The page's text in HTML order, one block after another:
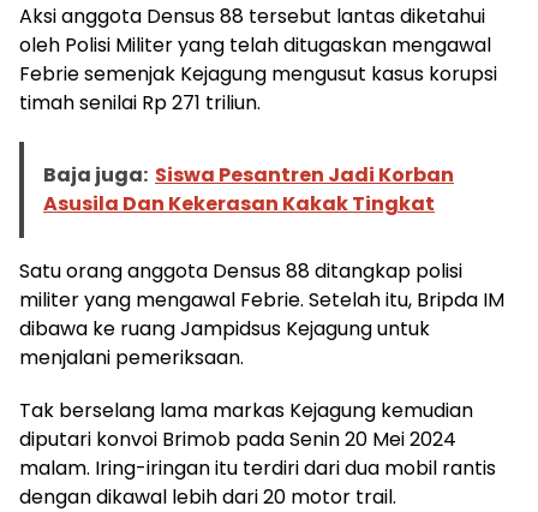
Aksi anggota Densus 88 tersebut lantas diketahui
oleh Polisi Militer yang telah ditugaskan mengawal
Febrie semenjak Kejagung mengusut kasus korupsi
timah senilai Rp 271 triliun.
Baja juga: Siswa Pesantren Jadi Korban
Asusila Dan Kekerasan Kakak Tingkat
Satu orang anggota Densus 88 ditangkap polisi
militer yang mengawal Febrie. Setelah itu, Bripda IM
dibawa ke ruang Jampidsus Kejagung untuk
menjalani pemeriksaan.
Tak berselang lama markas Kejagung kemudian
diputari konvoi Brimob pada Senin 20 Mei 2024
malam. Iring-iringan itu terdiri dari dua mobil rantis
dengan dikawal lebih dari 20 motor trail.